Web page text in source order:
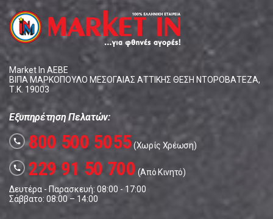
Market In ΑΕΒΕ
ΒΙΠΑ ΜΑΡΚΟΠΟΥΛΟ ΜΕΣΟΓΑΙΑΣ ΑΤΤΙΚΗΣ ΘΕΣΗ ΝΤΟΡΟΒΑΤΕΖΑ,
Τ.Κ. 19003
Εξυπηρέτηση Πελατών:
call 800 500 5055(Χωρίς Χρέωση)
call 229 91 50 700 (Από Κινητό)
Δευτέρα - Παρασκευή: 08:00 - 17:00
Σάββατο: 08:00 – 14:00